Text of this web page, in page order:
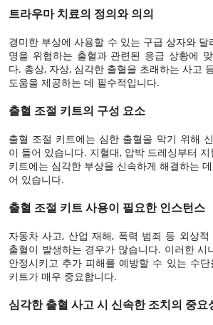
트라우마 치료의 정의와 의의
경미한 부상에 사용할 수 있는 구급 상자와 달
명을 위협하는 출혈과 관련된 응급 상황에
다. 총상, 자상, 심각한 출혈을 초래하는 사고
도움을 제공하는 데 필수적입니다.
출혈 조절 키트의 구성 요소
출혈 조절 키트에는 심한 출혈을 막기 위해
이 들어 있습니다. 지혈대, 압박 드레싱부터
키트에는 심각한 부상을 신속하게 해결하는
어 있습니다.
출혈 조절 키트 사용이 필요한 인스턴스
자동차 사고, 산업 재해, 폭력 범죄 등 외상
출혈이 발생하는 경우가 많습니다. 이러한 시
안정시키고 추가 피해를 예방할 수 있는 수
키트가 매우 중요합니다.
심각한 출혈 사고 시 신속한 조치의 중요